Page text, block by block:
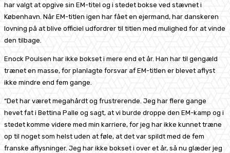
har valgt at opgive sin EM-titel og i stedet bokse ved stævnet i
København. Når EM-titlen igen har fået en ejermand, har danskeren
lovning på at blive officiel udfordrer til titlen med mulighed for at vinde
den tilbage.
Enock Poulsen har ikke bokset i mere end et år. Han har til gengæld
trænet en masse, for planlagte forsvar af EM-titlen er blevet aflyst
ikke mindre end fem gange.
“Det har været megahårdt og frustrerende. Jeg har flere gange
hevet fat i Bettina Palle og sagt, at vi burde droppe den EM-kamp og i
stedet komme videre med min karriere, for jeg har ikke kunnet træne
op til noget som helst uden at føle, at det var spildt med de fem
franske aflysninger. Jeg har ikke bokset i over et år, så nu glæder jeg